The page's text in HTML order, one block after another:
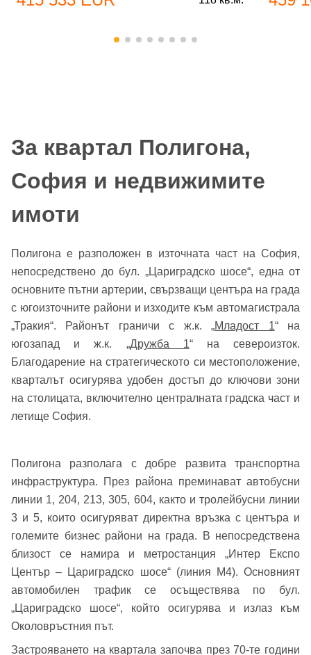
За квартал Полигона,
София и недвижимите
имоти
Полигона е разположен в източната част на София,
непосредствено до бул. „Цариградско шосе“, една от
основните пътни артерии, свързващи центъра на града
с югоизточните райони и изходите към автомагистрала
„Тракия“. Районът граничи с ж.к. „Младост 1“ на
югозапад и ж.к. „Дружба 1“ на североизток.
Благодарение на стратегическото си местоположение,
кварталът осигурява удобен достъп до ключови зони
на столицата, включително централната градска част и
летище София.
Полигона разполага с добре развита транспортна
инфраструктура. През района преминават автобусни
линии 1, 204, 213, 305, 604, както и тролейбусни линии
3 и 5, които осигуряват директна връзка с центъра и
големите бизнес райони на града. В непосредствена
близост се намира и метростанция „Интер Експо
Център – Цариградско шосе“ (линия М4). Основният
автомобилен трафик се осъществява по бул.
„Цариградско шосе“, който осигурява и излаз към
Околовръстния път.
Застрояването на квартала започва през 70-те години